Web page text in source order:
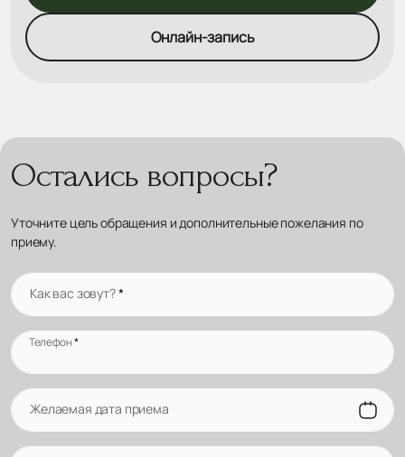
Онлайн-запись
Остались вопросы?
Уточните цель обращения и дополнительные пожелания по
приему.
Как вас зовут?*
Телефон*
Желаемая дата приема